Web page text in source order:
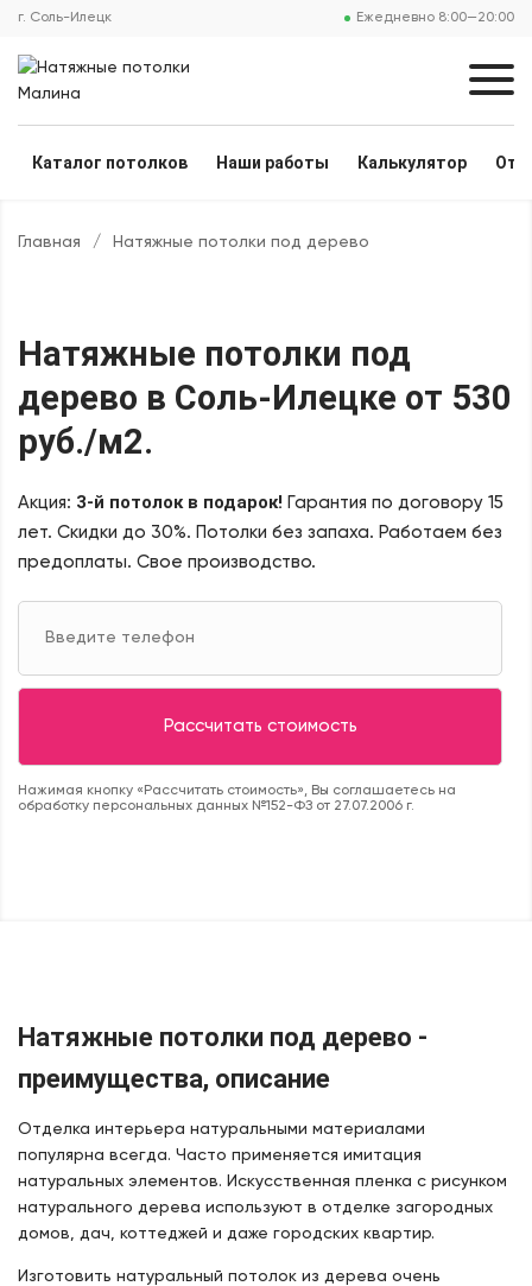
г. Соль-Илецк Ежедневно 8:00—20:00
Каталог потолков Наши работы Калькулятор
Главная / Натяжные потолки под дерево
Натяжные потолки под
дерево в Соль-Илецке от 530
руб./м2.
Акция: 3-й потолок в подарок! Гарантия по договору 15
лет. Скидки до 30%. Потолки без запаха. Работаем без
предоплаты. Свое производство.
Нажимая кнопку «Рассчитать стоимость», Вы соглашаетесь на
обработку персональных данных №152-ФЗ от 27.07.2006 г.
Натяжные потолки под дерево -
преимущества, описание
Отделка интерьера натуральными материалами
популярна всегда. Часто применяется имитация
натуральных элементов. Искусственная пленка с рисунком
натурального дерева используют в отделке загородных
домов, дач, коттеджей и даже городских квартир.
Изготовить натуральный потолок из дерева очень